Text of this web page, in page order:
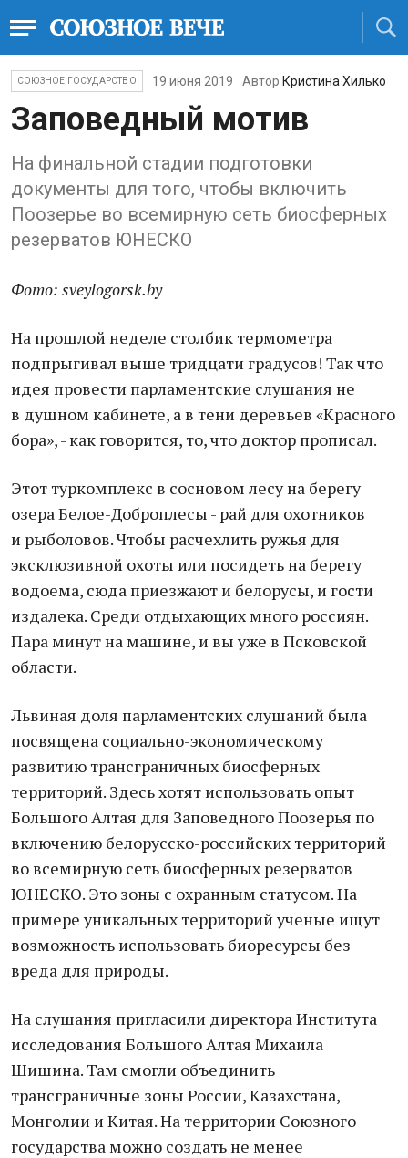
СОЮЗНОЕ ГОСУДАРСТВО 19 июня 2019 Автор Кристина Хилько
Заповедный мотив
На финальной стадии подготовки
документы для того, чтобы включить
Поозерье во всемирную сеть биосферных
резерватов ЮНЕСКО
Фото: sveylogorsk.by
На прошлой неделе столбик термометра
подпрыгивал выше тридцати градусов! Так что
идея провести парламентские слушания не
в душном кабинете, а в тени деревьев «Красного
бора», - как говорится, то, что доктор прописал.
Этот туркомплекс в сосновом лесу на берегу
озера Белое-Доброплесы - рай для охотников
и рыболовов. Чтобы расчехлить ружья для
эксклюзивной охоты или посидеть на берегу
водоема, сюда приезжают и белорусы, и гости
издалека. Среди отдыхающих много россиян.
Пара минут на машине, и вы уже в Псковской
области.
Львиная доля парламентских слушаний была
посвящена социально-экономическому
развитию трансграничных биосферных
территорий. Здесь хотят использовать опыт
Большого Алтая для Заповедного Поозерья по
включению белорусско-российских территорий
во всемирную сеть биосферных резерватов
ЮНЕСКО. Это зоны с охранным статусом. На
примере уникальных территорий ученые ищут
возможность использовать биоресурсы без
вреда для природы.
На слушания пригласили директора Института
исследования Большого Алтая Михаила
Шишина. Там смогли объединить
трансграничные зоны России, Казахстана,
Монголии и Китая. На территории Союзного
государства можно создать не менее